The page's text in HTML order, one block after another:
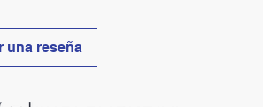
una reseña